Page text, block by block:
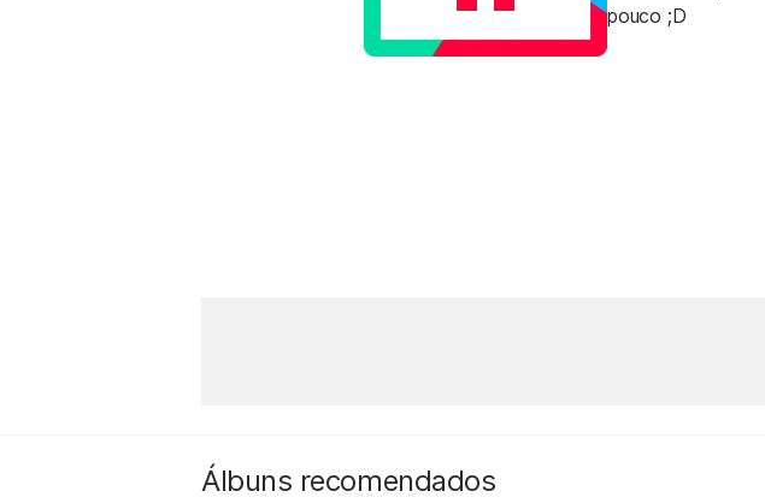
pouco ;D
Álbuns recomendados